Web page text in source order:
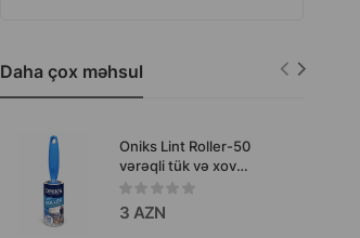
Daha çox məhsul
Oniks Lint Roller-50
vərəqli tük və xov
təmizləmə rulonu.
3 AZN